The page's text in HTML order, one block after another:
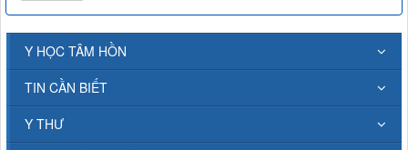
Y HỌC TÂM HỒN
TIN CẦN BIẾT
Y THƯ